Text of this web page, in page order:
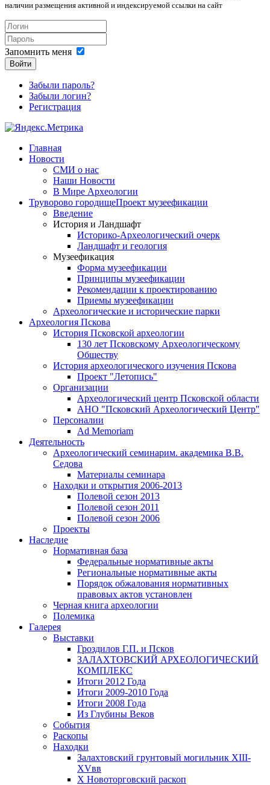
наличии размещения активной и индексируемой ссылки на сайт
Запомнить меня
Войти
Забыли пароль?
Забыли логин?
Регистрация
Главная
Новости
СМИ о нас
Наши Новости
В Мире Археологии
Труворово городищеПроект музеефикации
Введение
История и Ландшафт
Историко-Археологический очерк
Ландшафт и геология
Музеефикация
Форма музеефикации
Принципы музеефикации
Рекомендации к проектированию
Приемы музеефикации
Археологические и исторические парки
Археология Пскова
История Псковской археологии
130 лет Псковскому Археологическому
Обществу
История археологического изучения Пскова
Проект "Летопись"
Организации
Археологический центр Псковской области
АНО "Псковский Археологический Центр"
Персоналии
Ad Memoriam
Деятельность
Археологический семинарим. академика В.В.
Седова
Материалы семинара
Находки и открытия 2006-2013
Полевой сезон 2013
Полевой сезон 2011
Полевой сезон 2006
Проекты
Наследие
Нормативная база
Федеральные нормативные акты
Региональные нормативные акты
Порядок обжалования нормативных
правовых актов установлен
Черная книга археологии
Полемика
Галерея
Выставки
Гроздилов Г.П. и Псков
ЗАЛАХТОВСКИЙ АРХЕОЛОГИЧЕСКИЙ
КОМПЛЕКС
Итоги 2012 Года
Итоги 2009-2010 Года
Итоги 2008 Года
Из Глубины Веков
События
Раскопы
Находки
Залахтовский грунтовый могильник XIII-
XVвв
X Новоторговский раскоп